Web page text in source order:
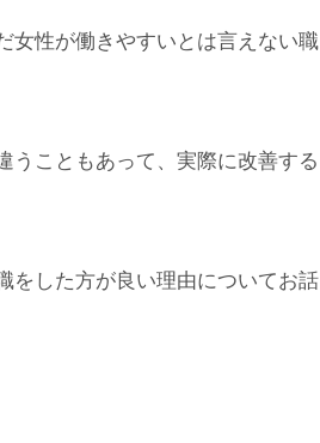
女性が働きやすいとは言えない職
うこともあって、実際に改善する
をした方が良い理由についてお話